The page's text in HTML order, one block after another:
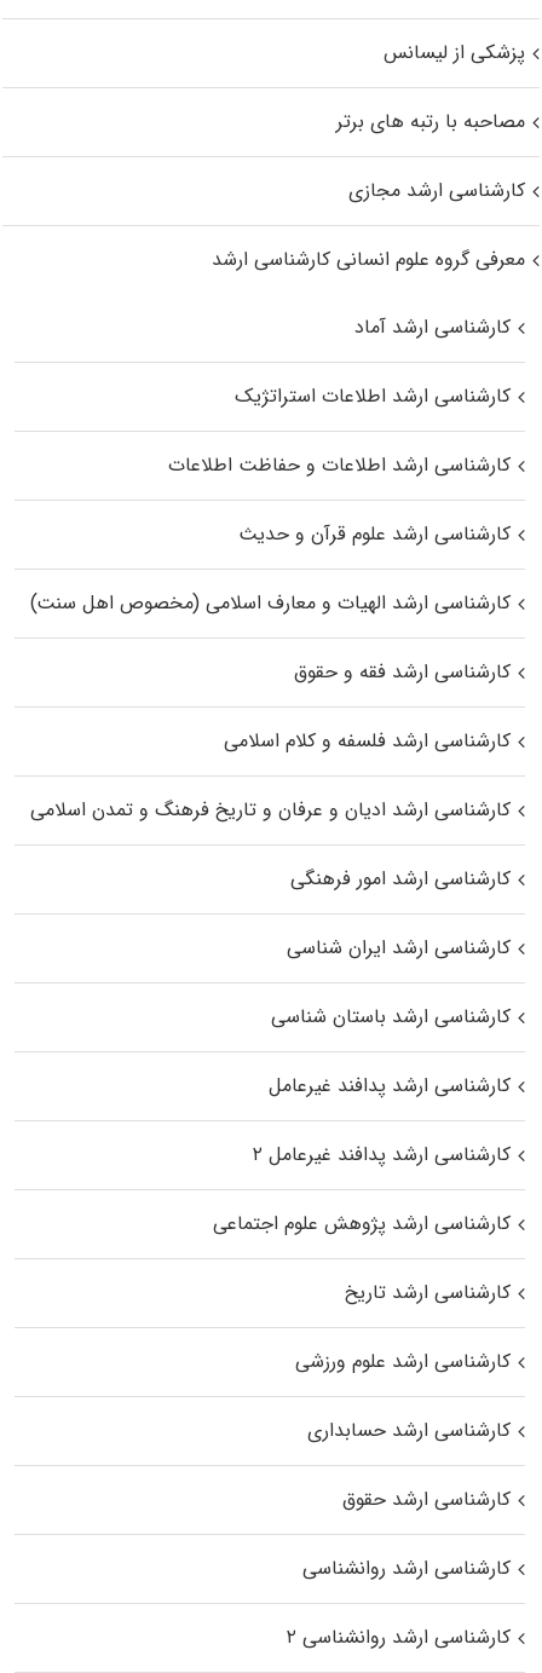
پزشکی از لیسانس
مصاحبه با رتبه های برتر
کارشناسی ارشد مجازی
معرفی گروه علوم انسانی کارشناسی ارشد
کارشناسی ارشد آماد
کارشناسی ارشد اطلاعات استراتژیک
کارشناسی ارشد اطلاعات و حفاظت اطلاعات
کارشناسی ارشد علوم قرآن و حدیث
کارشناسی ارشد الهیات و معارف اسلامی (مخصوص اهل سنت)
کارشناسی ارشد فقه و حقوق
کارشناسی ارشد فلسفه و کلام اسلامی
کارشناسی ارشد ادیان و عرفان و تاریخ فرهنگ و تمدن اسلامی
کارشناسی ارشد امور فرهنگی
کارشناسی ارشد ایران شناسی
کارشناسی ارشد باستان شناسی
کارشناسی ارشد پدافند غیرعامل
کارشناسی ارشد پدافند غیرعامل ۲
کارشناسی ارشد پژوهش علوم اجتماعی
کارشناسی ارشد تاریخ
کارشناسی ارشد علوم ورزشی
کارشناسی ارشد حسابداری
کارشناسی ارشد حقوق
کارشناسی ارشد روانشناسی
کارشناسی ارشد روانشناسی ۲